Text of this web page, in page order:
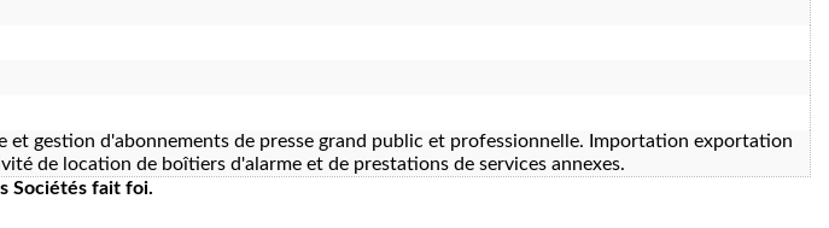
et gestion d'abonnements de presse grand public et professionnelle. Importation exportation
de location de boîtiers d'alarme et de prestations de services annexes.
Sociétés fait foi.